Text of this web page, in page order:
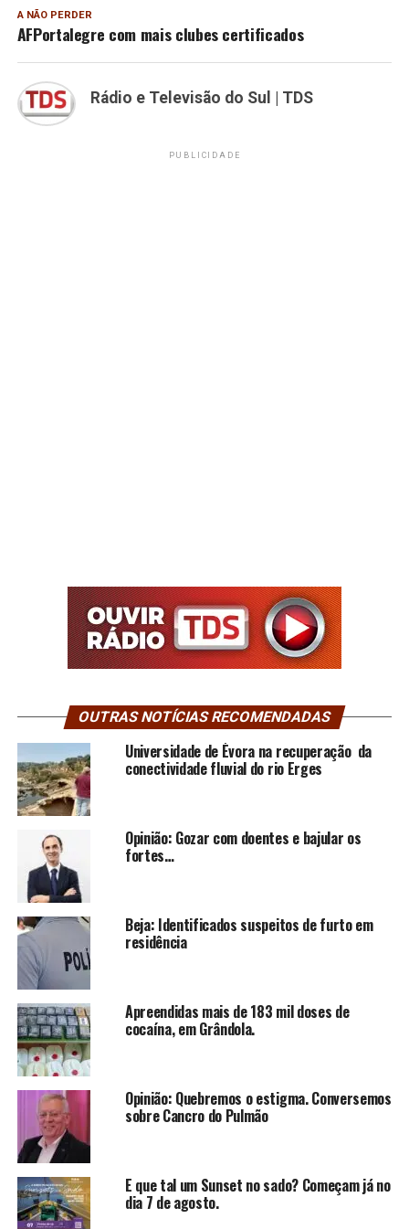
A NÃO PERDER
AFPortalegre com mais clubes certificados
Rádio e Televisão do Sul | TDS
PUBLICIDADE
OUTRAS NOTÍCIAS RECOMENDADAS
Universidade de Évora na recuperação da
conectividade fluvial do rio Erges
Opinião: Gozar com doentes e bajular os
fortes…
Beja: Identificados suspeitos de furto em
residência
Apreendidas mais de 183 mil doses de
cocaína, em Grândola.
Opinião: Quebremos o estigma. Conversemos
sobre Cancro do Pulmão
E que tal um Sunset no sado? Começam já no
dia 7 de agosto.